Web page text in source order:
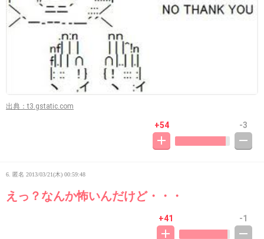
出典：t3.gstatic.com
+54 -3
6. 匿名 2013/03/21(木) 00:59:48
えっ？なんか怖いんだけど・・・
+41 -1